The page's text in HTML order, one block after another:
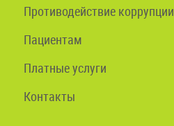
Противодействие коррупции
Пациентам
Платные услуги
Контакты